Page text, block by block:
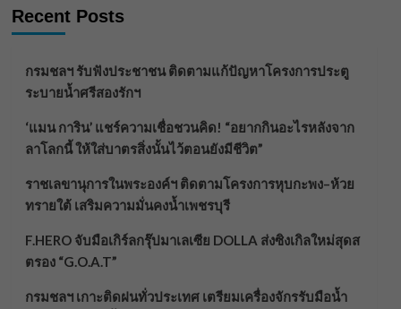
Recent Posts
กรมชลฯ รับฟังประชาชน ติดตามแก้ปัญหาโครงการประตู
ระบายน้ำศรีสองรักฯ
‘แมน การิน’ แชร์ความเชื่อชวนคิด! “อยากกินอะไรหลังจาก
ลาโลกนี้ ให้ใส่บาตรสิ่งนั้นไว้ตอนยังมีชีวิต”
ราชเลขานุการในพระองค์ฯ ติดตามโครงการหุบกะพง–ห้วย
ทรายใต้ เสริมความมั่นคงน้ำเพชรบุรี
F.HERO จับมือเกิร์ลกรุ๊ปมาเลเซีย DOLLA ส่งซิงเกิลใหม่สุดส
ตรอง “G.O.A.T”
กรมชลฯ เกาะติดฝนทั่วประเทศ เตรียมเครื่องจักรรับมือน้ำ